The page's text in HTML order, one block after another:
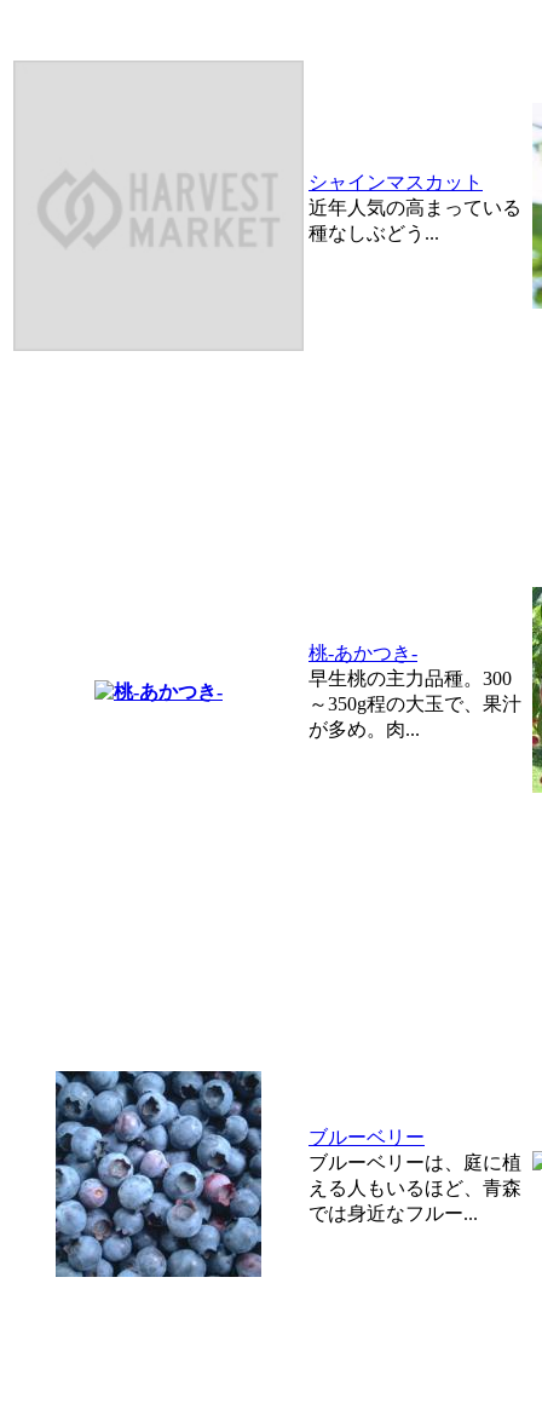
シャインマスカット
近年人気の高まっている
種なしぶどう...
桃-あかつき-
早生桃の主力品種。300
～350g程の大玉で、果汁
が多め。肉...
ブルーベリー
ブルーベリーは、庭に植
える人もいるほど、青森
では身近なフルー...